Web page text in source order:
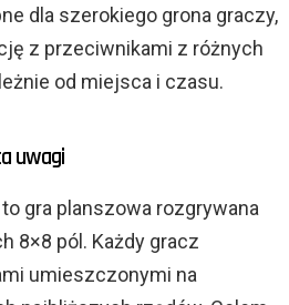
dla szerokiego grona graczy,
z przeciwnikami z różnych
od miejsca i czasu.
uwagi
gra planszowa rozgrywana
8×8 pól. Każdy gracz
umieszczonymi na